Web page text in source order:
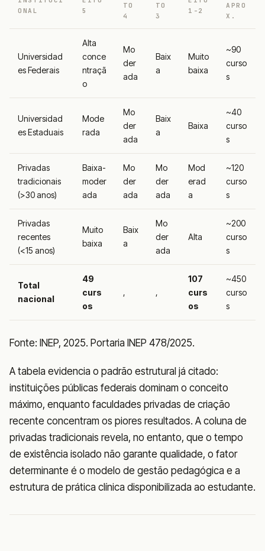
ONAL
5
TO
4
TO
3
1-2
APRO
X.
Universidad
es Federais
Alta
conce
ntraçã
o
Mo
der
ada
Baix
a
Muito
baixa
~90
curso
s
Universidad
es Estaduais
Mode
rada
Mo
der
ada
Baix
a
Baixa
~40
curso
s
Privadas
tradicionais
(>30 anos)
Baixa-
moder
ada
Mo
der
ada
Mo
der
ada
Mod
erad
a
~120
curso
s
Privadas
recentes
(<15 anos)
Muito
baixa
Baix
a
Mo
der
ada
Alta
~200
curso
s
Total
nacional
49
curs
os
, ,
107
curs
os
~450
curso
s
Fonte: INEP, 2025. Portaria INEP 478/2025.
A tabela evidencia o padrão estrutural já citado:
instituições públicas federais dominam o conceito
máximo, enquanto faculdades privadas de criação
recente concentram os piores resultados. A coluna de
privadas tradicionais revela, no entanto, que o tempo
de existência isolado não garante qualidade, o fator
determinante é o modelo de gestão pedagógica e a
estrutura de prática clínica disponibilizada ao estudante.